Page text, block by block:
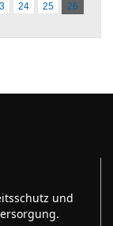
24 25
26
und